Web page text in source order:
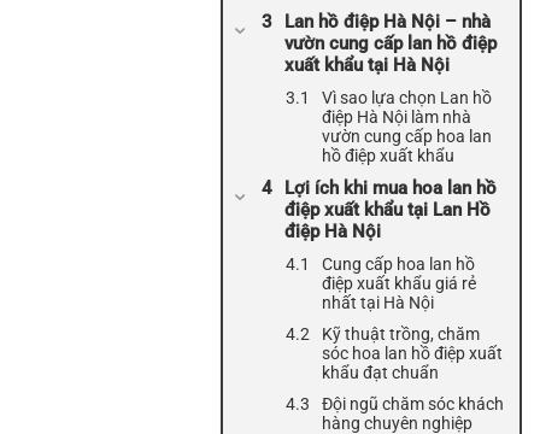
Lan hồ điệp Hà Nội – nhà
vườn cung cấp lan hồ điệp
xuất khẩu tại Hà Nội
Vì sao lựa chọn Lan hồ
điệp Hà Nội làm nhà
vườn cung cấp hoa lan
hồ điệp xuất khẩu
Lợi ích khi mua hoa lan hồ
điệp xuất khẩu tại Lan Hồ
điệp Hà Nội
Cung cấp hoa lan hồ
điệp xuất khẩu giá rẻ
nhất tại Hà Nội
Kỹ thuật trồng, chăm
sóc hoa lan hồ điệp xuất
khẩu đạt chuẩn
Đội ngũ chăm sóc khách
hàng chuyên nghiệp